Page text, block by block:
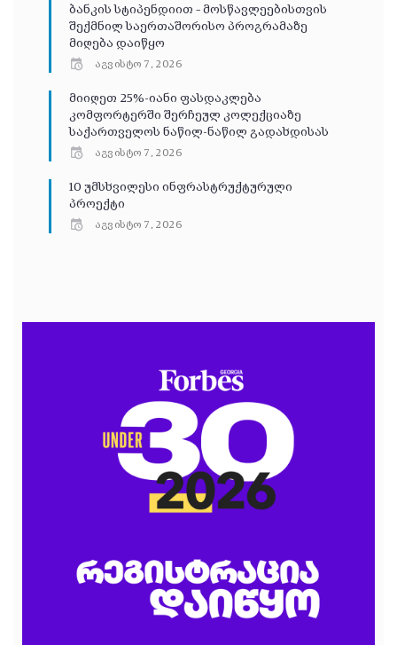
ბანკის სტიპენდიით – მოსწავლეებისთვის
შექმნილ საერთაშორისო პროგრამაზე
მიღება დაიწყო
აგვისტო 7, 2026
მიიღეთ 25%-იანი ფასდაკლება
კომფორტერში შერჩეულ კოლექციაზე
საქართველოს ნაწილ-ნაწილ გადახდისას
აგვისტო 7, 2026
10 უმსხვილესი ინფრასტრუქტურული
პროექტი
აგვისტო 7, 2026